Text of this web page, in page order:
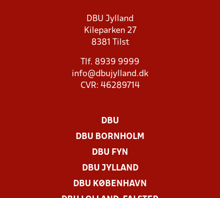
DBU Jylland
Kileparken 27
8381 Tilst
Tlf. 8939 9999
info@dbujylland.dk
CVR: 46289714
DBU
DBU BORNHOLM
DBU FYN
DBU JYLLAND
DBU KØBENHAVN